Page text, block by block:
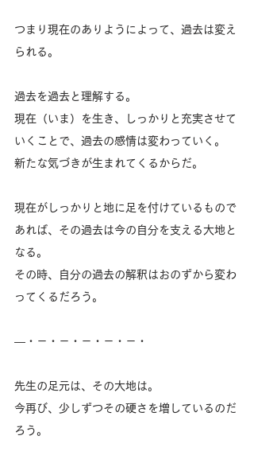
つまり現在のありようによって、過去は変え
られる。
過去を過去と理解する。
現在（いま）を生き、しっかりと充実させて
いくことで、過去の感情は変わっていく。
新たな気づきが生まれてくるからだ。
現在がしっかりと地に足を付けているもので
あれば、その過去は今の自分を支える大地と
なる。
その時、自分の過去の解釈はおのずから変わ
ってくるだろう。
―・－・－・－・－・－・
先生の足元は、その大地は。
今再び、少しずつその硬さを増しているのだ
ろう。